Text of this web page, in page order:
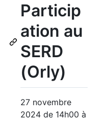
Particip
ation au
SERD
(Orly)
27 novembre
2024 de 14h00 à